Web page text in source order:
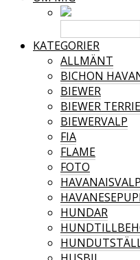
KATEGORIER
ALLMÄNT
BICHON
BIEWER
BIEWER
BIEWERVALP
FIA
FLAME
FOTO
HUNDAR